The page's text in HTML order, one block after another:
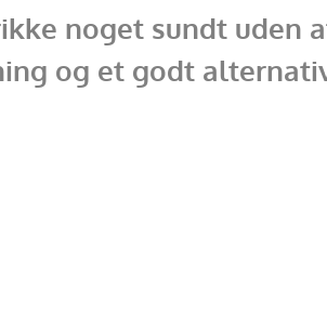
noget sundt uden
og et godt